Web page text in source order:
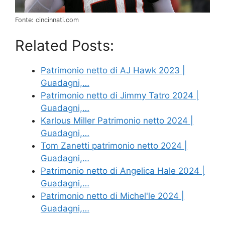
Fonte: cincinnati.com
Related Posts:
Patrimonio netto di AJ Hawk 2023 |
Guadagni,…
Patrimonio netto di Jimmy Tatro 2024 |
Guadagni,…
Karlous Miller Patrimonio netto 2024 |
Guadagni,…
Tom Zanetti patrimonio netto 2024 |
Guadagni,…
Patrimonio netto di Angelica Hale 2024 |
Guadagni,…
Patrimonio netto di Michel'le 2024 |
Guadagni,…